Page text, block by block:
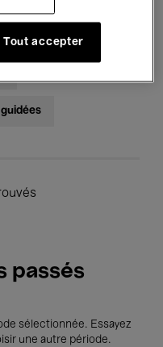
passés
sélectionnée. Essayez
une autre période.
Tout accepter